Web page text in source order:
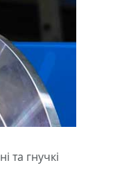
та гнучкі